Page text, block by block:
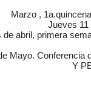
Marzo ,
Jueves
de abril, primera
Mayo.
Y